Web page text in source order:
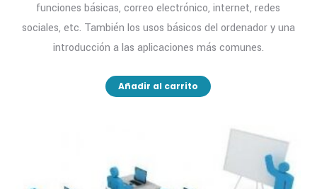
funciones básicas, correo electrónico, internet, redes
sociales, etc. También los usos básicos del ordenador y una
introducción a las aplicaciones más comunes.
Añadir al carrito